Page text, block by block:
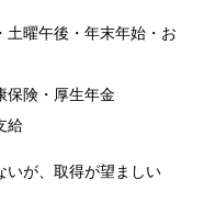
土曜午後・年末年始・お
保険・厚生年金
給
いが、取得が望ましい